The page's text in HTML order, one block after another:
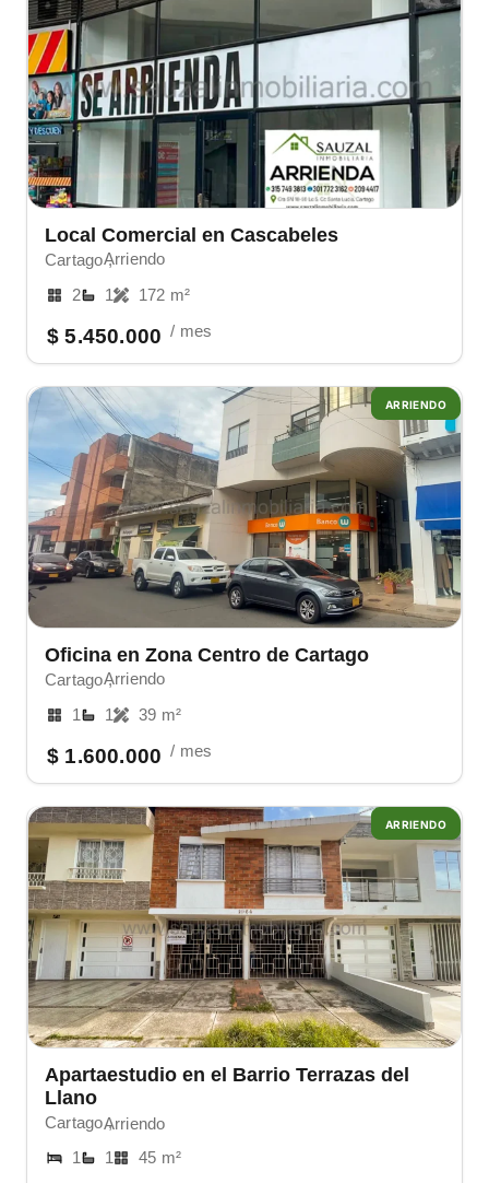
Local Comercial en Cascabeles
Cartago ,Arriendo
2
1 172 m²
$ 5.450.000 / mes
ARRIENDO
Oficina en Zona Centro de Cartago
Cartago ,Arriendo
1
1 39 m²
$ 1.600.000 / mes
ARRIENDO
Apartaestudio en el Barrio Terrazas del
Llano
Cartago ,Arriendo
1
1 45 m²